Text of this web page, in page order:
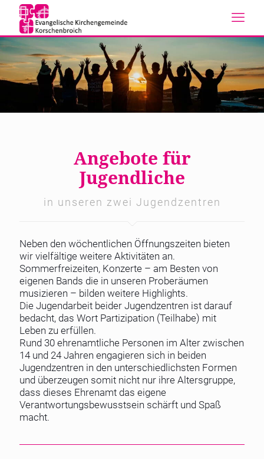
Angebote für
Jugendliche
in unseren zwei Jugendzentren
Neben den wöchentlichen Öffnungszeiten bieten
wir vielfältige weitere Aktivitäten an.
Sommerfreizeiten, Konzerte – am Besten von
eigenen Bands die in unseren Proberäumen
musizieren – bilden weitere Highlights.
Die Jugendarbeit beider Jugendzentren ist darauf
bedacht, das Wort Partizipation (Teilhabe) mit
Leben zu erfüllen.
Rund 30 ehrenamtliche Personen im Alter zwischen
14 und 24 Jahren engagieren sich in beiden
Jugendzentren in den unterschiedlichsten Formen
und überzeugen somit nicht nur ihre Altersgruppe,
dass dieses Ehrenamt das eigene
Verantwortungsbewusstsein schärft und Spaß
macht.